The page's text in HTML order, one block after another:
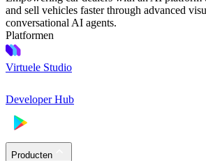
and sell vehicles faster through advanced
conversational AI agents.
Platformen
Virtuele Studio
Developer Hub
Producten